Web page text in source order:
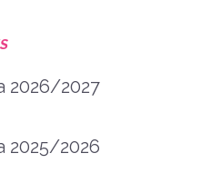
2026/2027
2025/2026